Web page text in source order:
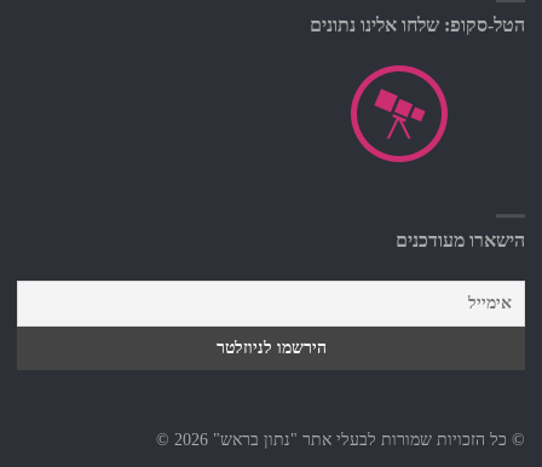
הטל-סקופ: שלחו אלינו נתונים
הישארו מעודכנים
© כל הזכויות שמורות לבעלי אתר "נתון בראש" 2026 ©